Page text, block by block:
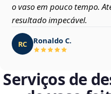
o vaso em pouco tempo.
resultado impecável.
RC Ronaldo C.
Serviços de